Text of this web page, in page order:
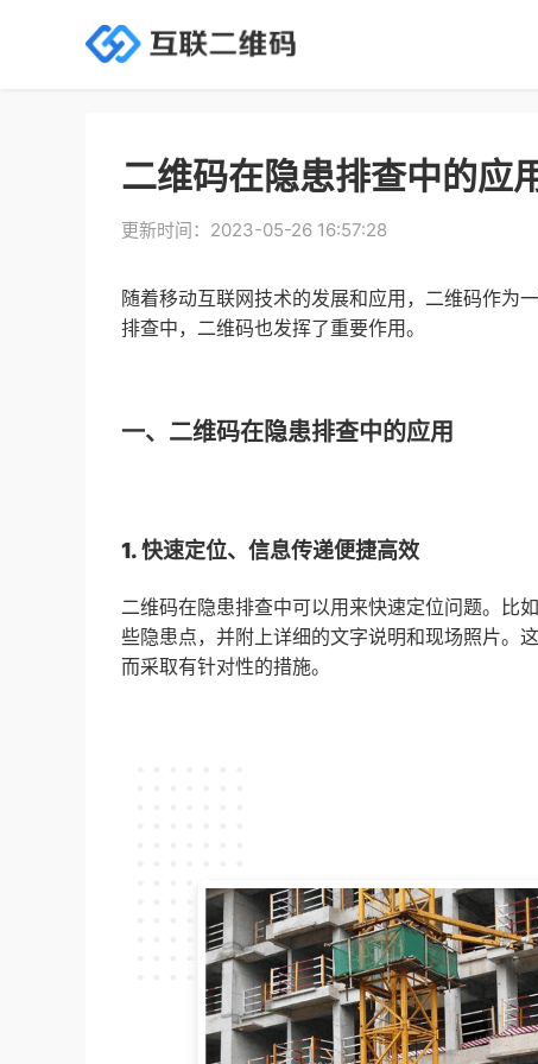
二维码在隐患排查中的应
更新时间：2023-05-26 16:57:28
随着移动互联网技术的发展和应用，二维码作为
排查中，二维码也发挥了重要作用。
一、二维码在隐患排查中的应用
1. 快速定位、信息传递便捷高效
二维码在隐患排查中可以用来快速定位问题。比
些隐患点，并附上详细的文字说明和现场照片。
而采取有针对性的措施。